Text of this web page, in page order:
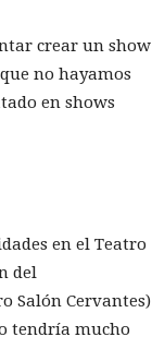
crear un show
no hayamos
en shows
en el Teatro
del
Salón Cervantes)
tendría mucho